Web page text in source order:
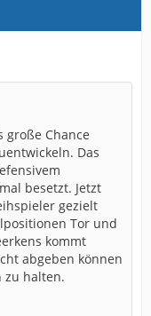
große Chance
Das
besetzt. Jetzt
gezielt
Tor und
kommt
abgeben können
zu halten.